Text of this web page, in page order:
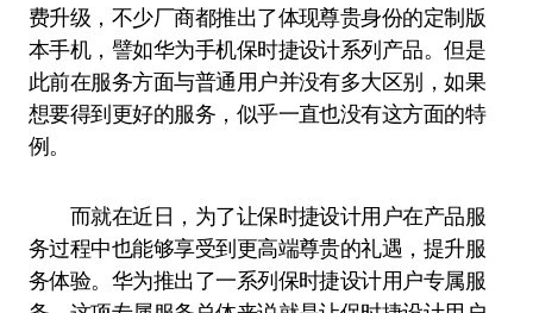
费升级，不少厂商都推出了体现尊贵身份的定制版
本手机，譬如华为手机保时捷设计系列产品。但是
此前在服务方面与普通用户并没有多大区别，如果
想要得到更好的服务，似乎一直也没有这方面的特
例。
而就在近日，为了让保时捷设计用户在产品服
务过程中也能够享受到更高端尊贵的礼遇，提升服
务体验。华为推出了一系列保时捷设计用户专属服